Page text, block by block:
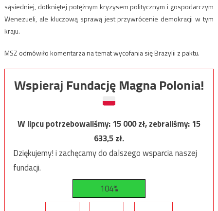
sąsiedniej, dotkniętej potężnym kryzysem politycznym i gospodarczym
Wenezueli, ale kluczową sprawą jest przywrócenie demokracji w tym
kraju.
MSZ odmówiło komentarza na temat wycofania się Brazylii z paktu.
Wspieraj Fundację Magna Polonia!
W lipcu potrzebowaliśmy:15 000zł, zebraliśmy:15
633,5zł.
Dziękujemy! i zachęcamy do dalszego wsparcia naszej
fundacji.
104%